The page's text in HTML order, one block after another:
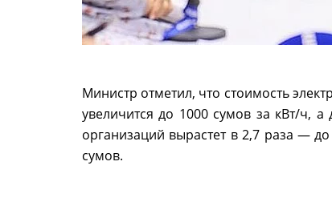
Министр отметил, что стоимость
увеличится до 1000 сумов за кВт/ч,
организаций вырастет в 2,7 раза —
сумов.